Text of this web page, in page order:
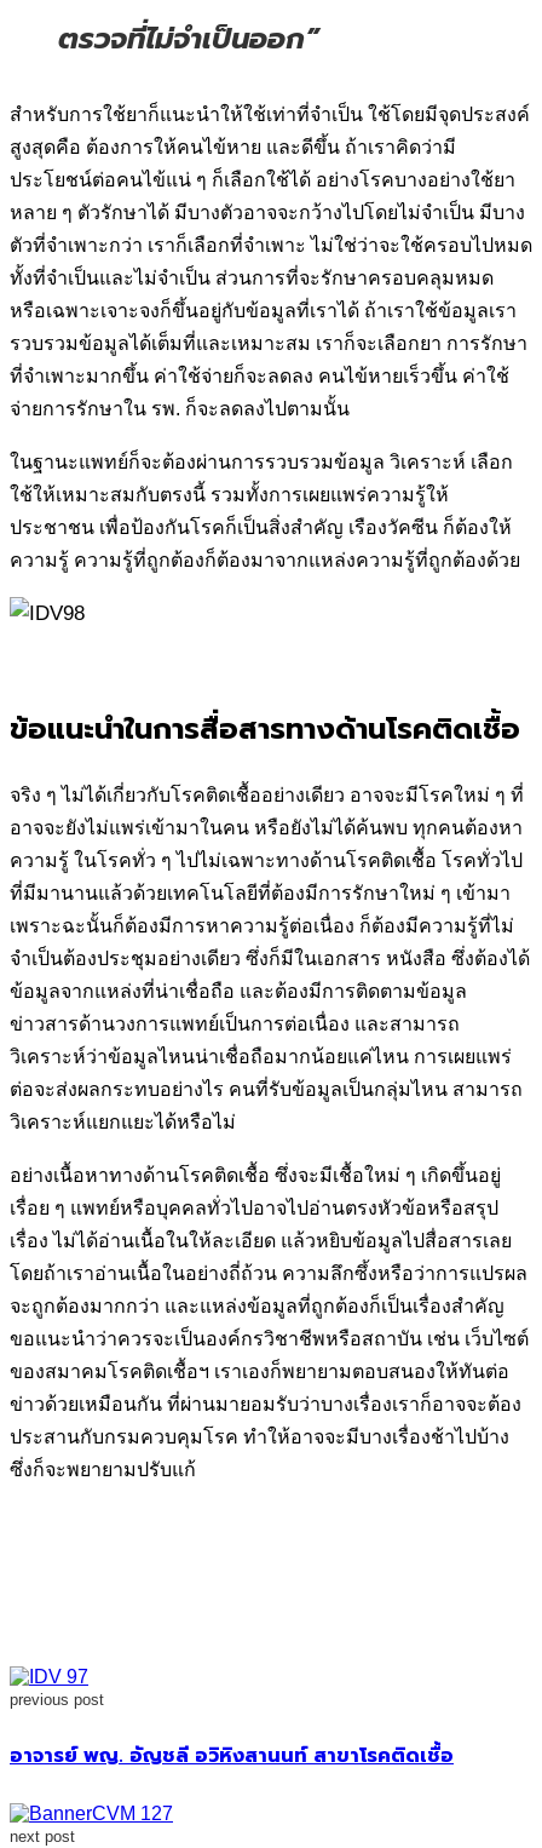
ตรวจที่ไม่จำเป็นออก”
สำหรับการใช้ยาก็แนะนำให้ใช้เท่าที่จำเป็น ใช้โดยมีจุดประสงค์
สูงสุดคือ ต้องการให้คนไข้หาย และดีขึ้น ถ้าเราคิดว่ามี
ประโยชน์ต่อคนไข้แน่ ๆ ก็เลือกใช้ได้ อย่างโรคบางอย่างใช้ยา
หลาย ๆ ตัวรักษาได้ มีบางตัวอาจจะกว้างไปโดยไม่จำเป็น มีบาง
ตัวที่จำเพาะกว่า เราก็เลือกที่จำเพาะ ไม่ใช่ว่าจะใช้ครอบไปหมด
ทั้งที่จำเป็นและไม่จำเป็น ส่วนการที่จะรักษาครอบคลุมหมด
หรือเฉพาะเจาะจงก็ขึ้นอยู่กับข้อมูลที่เราได้ ถ้าเราใช้ข้อมูลเรา
รวบรวมข้อมูลได้เต็มที่และเหมาะสม เราก็จะเลือกยา การรักษา
ที่จำเพาะมากขึ้น ค่าใช้จ่ายก็จะลดลง คนไข้หายเร็วขึ้น ค่าใช้
จ่ายการรักษาใน รพ. ก็จะลดลงไปตามนั้น
ในฐานะแพทย์ก็จะต้องผ่านการรวบรวมข้อมูล วิเคราะห์ เลือก
ใช้ให้เหมาะสมกับตรงนี้ รวมทั้งการเผยแพร่ความรู้ให้
ประชาชน เพื่อป้องกันโรคก็เป็นสิ่งสำคัญ เรืองวัคซีน ก็ต้องให้
ความรู้ ความรู้ที่ถูกต้องก็ต้องมาจากแหล่งความรู้ที่ถูกต้องด้วย
ข้อแนะนำในการสื่อสารทางด้านโรคติดเชื้อ
จริง ๆ ไม่ได้เกี่ยวกับโรคติดเชื้ออย่างเดียว อาจจะมีโรคใหม่ ๆ ที่
อาจจะยังไม่แพร่เข้ามาในคน หรือยังไม่ได้ค้นพบ ทุกคนต้องหา
ความรู้ ในโรคทั่ว ๆ ไปไม่เฉพาะทางด้านโรคติดเชื้อ โรคทั่วไป
ที่มีมานานแล้วด้วยเทคโนโลยีที่ต้องมีการรักษาใหม่ ๆ เข้ามา
เพราะฉะนั้นก็ต้องมีการหาความรู้ต่อเนื่อง ก็ต้องมีความรู้ที่ไม่
จำเป็นต้องประชุมอย่างเดียว ซึ่งก็มีในเอกสาร หนังสือ ซึ่งต้องได้
ข้อมูลจากแหล่งที่น่าเชื่อถือ และต้องมีการติดตามข้อมูล
ข่าวสารด้านวงการแพทย์เป็นการต่อเนื่อง และสามารถ
วิเคราะห์ว่าข้อมูลไหนน่าเชื่อถือมากน้อยแค่ไหน การเผยแพร่
ต่อจะส่งผลกระทบอย่างไร คนที่รับข้อมูลเป็นกลุ่มไหน สามารถ
วิเคราะห์แยกแยะได้หรือไม่
อย่างเนื้อหาทางด้านโรคติดเชื้อ ซึ่งจะมีเชื้อใหม่ ๆ เกิดขึ้นอยู่
เรื่อย ๆ แพทย์หรือบุคคลทั่วไปอาจไปอ่านตรงหัวข้อหรือสรุป
เรื่อง ไม่ได้อ่านเนื้อในให้ละเอียด แล้วหยิบข้อมูลไปสื่อสารเลย
โดยถ้าเราอ่านเนื้อในอย่างถี่ถ้วน ความลึกซึ้งหรือว่าการแปรผล
จะถูกต้องมากกว่า และแหล่งข้อมูลที่ถูกต้องก็เป็นเรื่องสำคัญ
ขอแนะนำว่าควรจะเป็นองค์กรวิชาชีพหรือสถาบัน เช่น เว็บไซต์
ของสมาคมโรคติดเชื้อฯ เราเองก็พยายามตอบสนองให้ทันต่อ
ข่าวด้วยเหมือนกัน ที่ผ่านมายอมรับว่าบางเรื่องเราก็อาจจะต้อง
ประสานกับกรมควบคุมโรค ทำให้อาจจะมีบางเรื่องช้าไปบ้าง
ซึ่งก็จะพยายามปรับแก้
previous post
อาจารย์ พญ. อัญชลี อวิหิงสานนท์ สาขาโรคติดเชื้อ
next post